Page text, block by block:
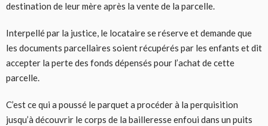
destination de leur mère après la vente de la parcelle.
Interpellé par la justice, le locataire se réserve et demande que
les documents parcellaires soient récupérés par les enfants et dit
accepter la perte des fonds dépensés pour l’achat de cette
parcelle.
C’est ce qui a poussé le parquet a procéder à la perquisition
jusqu’à découvrir le corps de la bailleresse enfoui dans un puits